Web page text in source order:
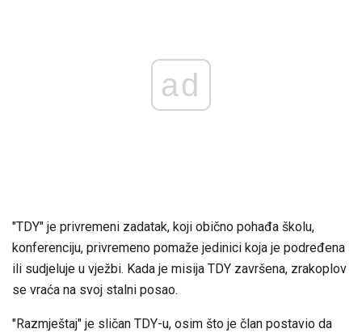
ad
"TDY" je privremeni zadatak, koji obično pohađa školu,
konferenciju, privremeno pomaže jedinici koja je podređena
ili sudjeluje u vježbi. Kada je misija TDY završena, zrakoplov
se vraća na svoj stalni posao.
"Razmještaj" je sličan TDY-u, osim što je član postavio da